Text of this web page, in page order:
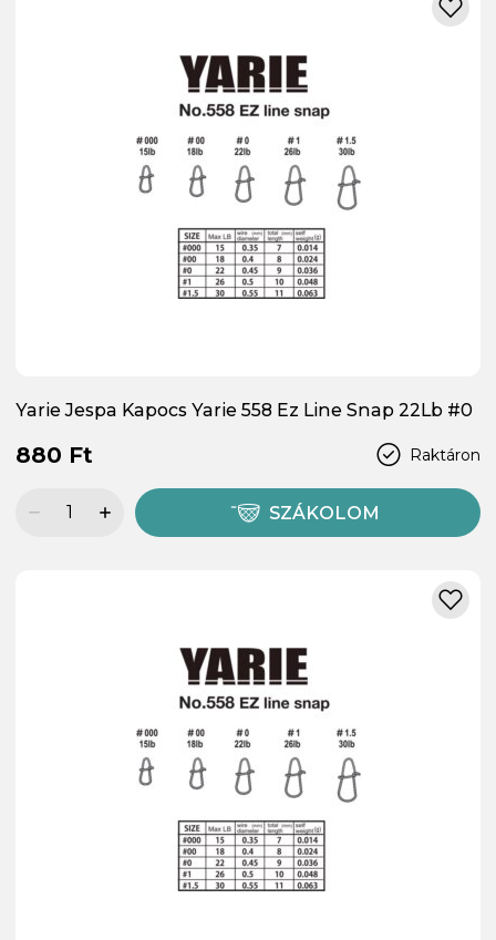
Yarie Jespa Kapocs Yarie 558 Ez Line Snap 22Lb #0
Raktáron
880 Ft
SZÁKOLOM